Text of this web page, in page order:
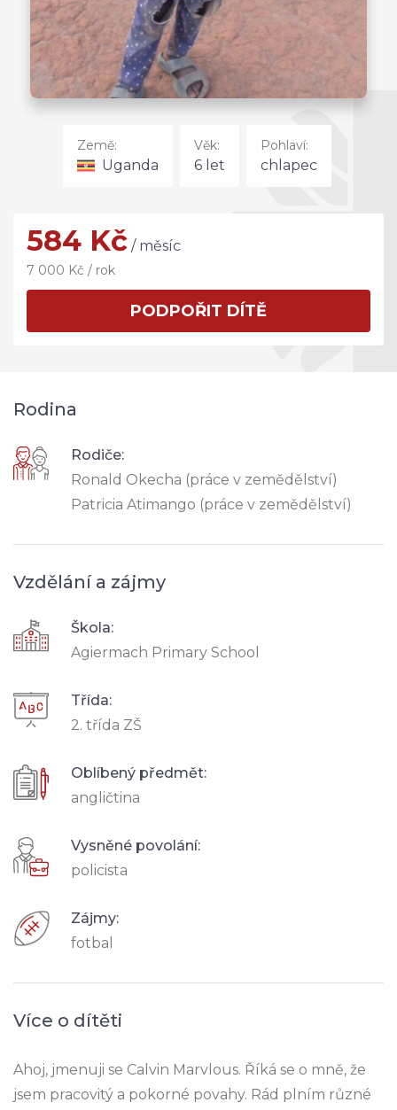
Země:
Uganda
Věk:
6 let
Pohlaví:
chlapec
584 Kč / měsíc
7 000 Kč / rok
PODPOŘIT DÍTĚ
Rodina
Rodiče:
Ronald Okecha (práce v zemědělství)
Patricia Atimango (práce v zemědělství)
Vzdělání a zájmy
Škola:
Agiermach Primary School
Třída:
2. třída ZŠ
Oblíbený předmět:
angličtina
Vysněné povolání:
policista
Zájmy:
fotbal
Více o dítěti
Ahoj, jmenuji se Calvin Marvlous. Říká se o mně, že
jsem pracovitý a pokorné povahy. Rád plním různé